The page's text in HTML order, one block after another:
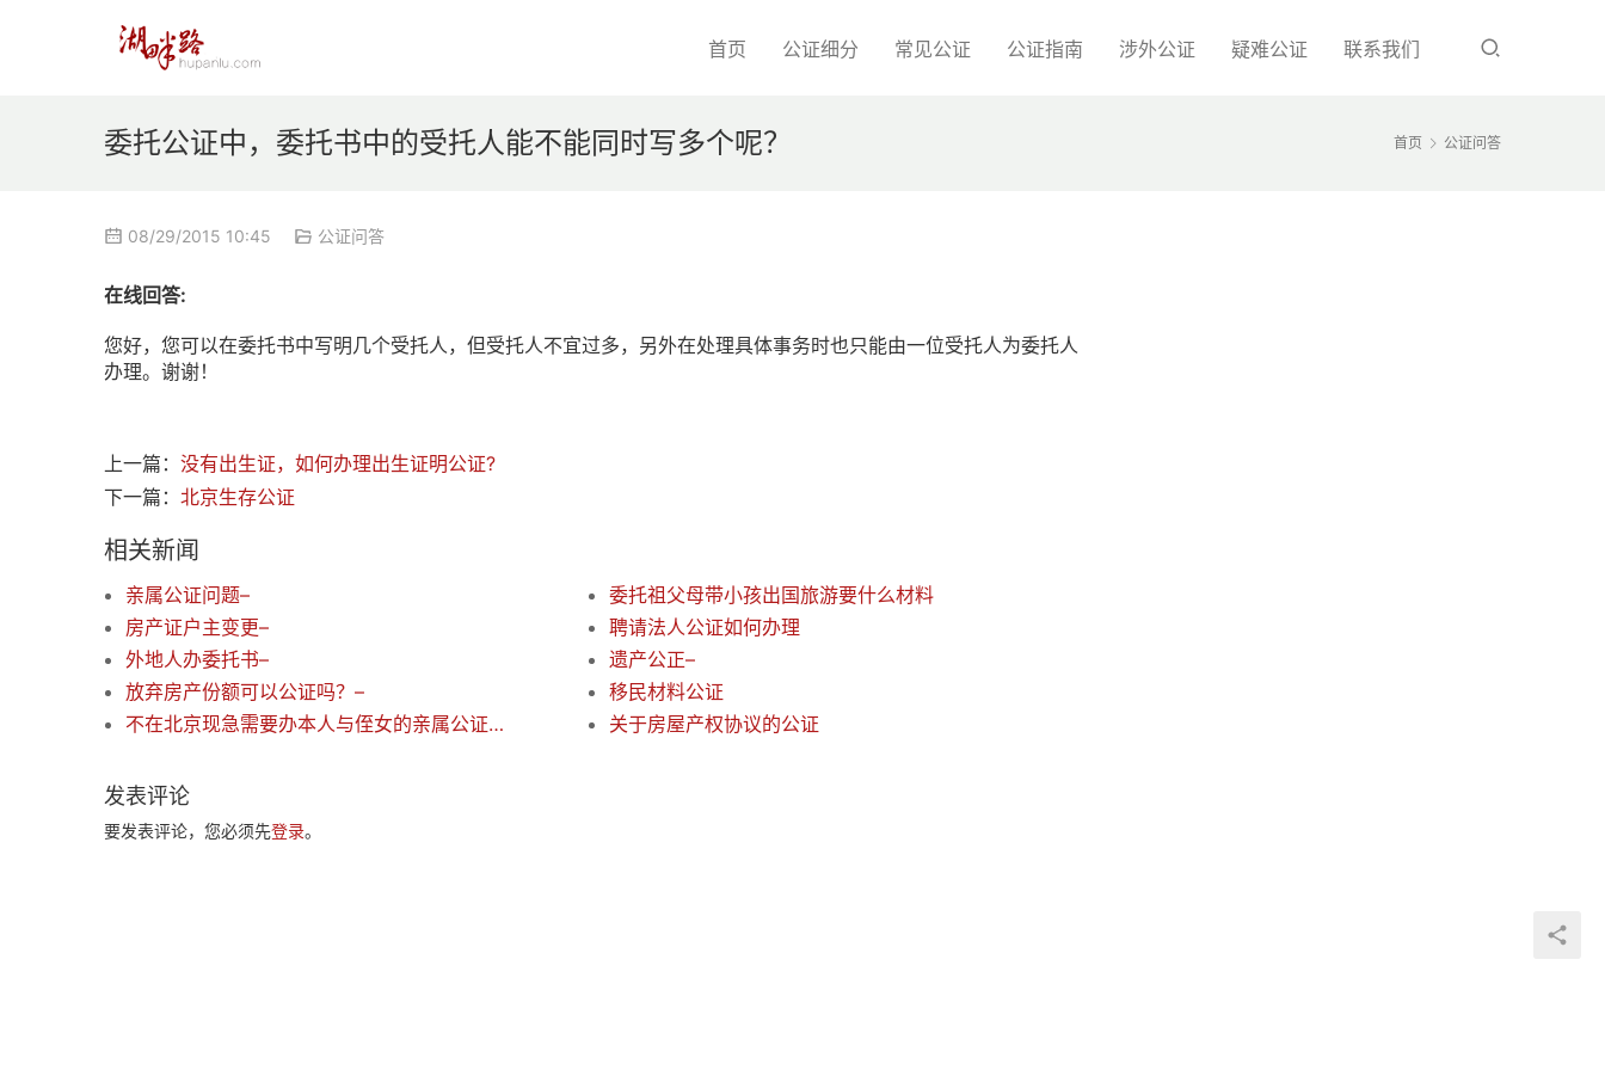
首页 公证细分 常见公证 公证指南 涉外公证 疑难公证 联系我们
首页 公证问答
委托公证中，委托书中的受托人能不能同时写多个呢？
08/29/2015 10:45 公证问答
在线回答:
您好，您可以在委托书中写明几个受托人，但受托人不宜过多，另外在处理具体事务时也只能由一位受托人为委托人
办理。谢谢！
上一篇： 没有出生证，如何办理出生证明公证?
下一篇： 北京生存公证
相关新闻
亲属公证问题–
委托祖父母带小孩出国旅游要什么材料
房产证户主变更–
聘请法人公证如何办理
外地人办委托书–
遗产公正–
放弃房产份额可以公证吗？–
移民材料公证
不在北京现急需要办本人与侄女的亲属公证，需要什么证明
关于房屋产权协议的公证
发表评论
要发表评论，您必须先登录。